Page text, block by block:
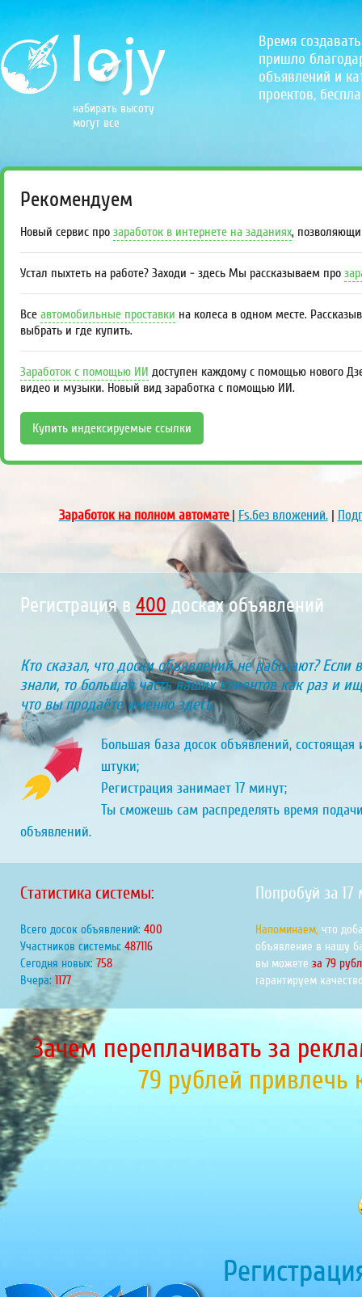
набирать высоту
могут все
Время
пришло
объявлений и
проектов,
Рекомендуем
Новый сервис про заработок в интернете на заданиях,
Устал пыхтеть на работе? Заходи - здесь Мы рассказываем про
Все автомобильные проставки на колеса в одном месте.
выбрать и где купить.
Заработок с помощью ИИ доступен каждому с помощью нового
видео и музыки. Новый вид заработка с помощью ИИ.
Купить индексируемые ссылки
Заработок на полном автомате| Fs.без вложений.|
Регистрация в 451досках объявлений
Кто сказал, что доски объявлений не работают? Если
знали, то большая часть ваших клиентов как раз и
что вы продаёте именно здесь.
Большая база досок объявлений, состоящая
штуки;
Регистрация занимает 17 минут;
Ты сможешь сам распределять время
объявлений.
Статистика системы:
Всего досок объявлений: 451
Участников системы: 549202
Сегодня новых: 855
Вчера: 1327
Попробуй за 17
Напоминаем, что
объявление в нашу
вы можете за 79
гарантируем
Зачем переплачивать за
79 рублей